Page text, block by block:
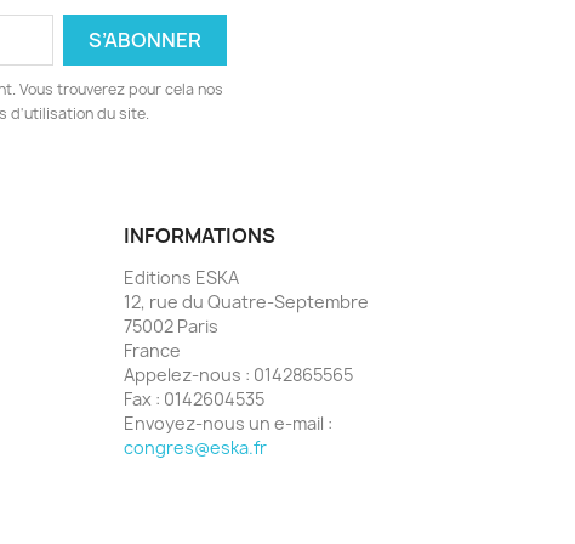
Vous trouverez pour cela nos
d'utilisation du site.
INFORMATIONS
Editions ESKA
12, rue du Quatre-Septembre
75002 Paris
France
Appelez-nous : 0142865565
Fax : 0142604535
Envoyez-nous un e-mail :
congres@eska.fr